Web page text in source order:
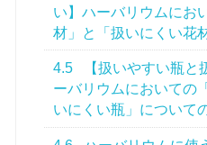
い】ハーバリウムにお
材」と「扱いにくい花
4.5
【扱いやすい瓶と
ーバリウムにおいての
いにくい瓶」について